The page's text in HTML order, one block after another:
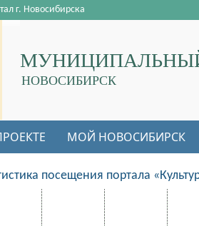
НОВОСИБИРСК
г. Новосибирска
МОЙ НОВОСИБИРСК
посещения портала